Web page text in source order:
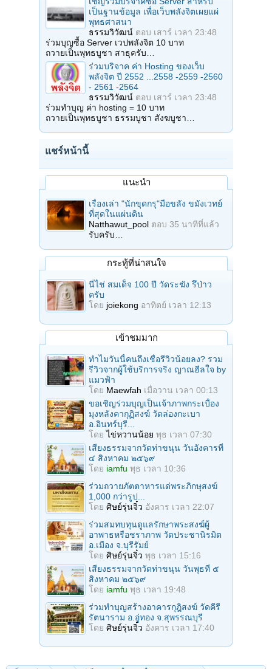
เป็นฐานข้อมูล เพื่อเว็บพลังจิตเผยแผ่
พุทธศาสนา
ธรรมวิวัฒน์ ตอบ เสาร์ เวลา 23:48
ร่วมบุญซื้อ Server เวปพลังจิต 10 บาท
ถวายเป็นพุทธบูชา สาธุครับ…
ร่วมบริจาค ค่า Hosting ของเว็บ
พลังจิต ปี 2552 ...2558 -2559 -2560
- 2561 -2564
ธรรมวิวัฒน์ ตอบ เสาร์ เวลา 23:48
ร่วมทำบุญ ค่า hosting = 10 บาท
ถวายเป็นพุทธบูชา ธรรมบูชา สังฆบูชา…
แชร์หน้านี้
แนะนำ
เรื่องเล่า "นักขุดกรุ"มือขลัง ขมังเวทย์
ที่สุดในแผ่นดิน
Natthawut_pool ตอบ 35 นาทีที่แล้ว
รับครับ…
กระทู้ที่น่าสนใจ
นี่ไช่ สมเด็จ 100 ปี วัดระฆัง รึป่าว
ครับ
โดย joiekong อาทิตย์ เวลา 12:13
เข้าชมมาก
ทำไมวันนี้คนถึงเชื่อรีวิวน้อยลง? รวม
รีวิวจากผู้ใช้บริการจริง ญาณฮีลใจ by
แมวฟ้า
โดย Maewfah เมื่อวาน เวลา 00:13
ขอเชิญร่วมบุญเป็นเจ้าภาพกระเบื้อง
มุงหลังคากุฏิสงฆ์ วัดล่องกะเบา
อ.อินทร์บุรี...
โดยไข่หวานน้อย พุธ เวลา 07:30
เสียงธรรมจากวัดท่าขนุน วันอังคารที่
๔ สิงหาคม ๒๕๖๙
โดย iamfu พุธ เวลา 10:36
ร่วมถวายภัตตาหารแด่พระภิกษุสงฆ์
1,000 กว่ารูป...
โดย ศิษย์รุ่นจิ๋ว อังคาร เวลา 22:07
ร่วมสมทบทุนดูแลรักษาพระสงฆ์ผู้
อาพาธหรือชราภาพ วัดประชานิรมิต
อ.เมือง จ.บุรีรัมย์
โดย ศิษย์รุ่นจิ๋ว พุธ เวลา 15:16
เสียงธรรมจากวัดท่าขนุน วันพุธที่ ๕
สิงหาคม ๒๕๖๙
โดย iamfu พุธ เวลา 19:48
ร่วมทำบุญสร้างอาคารกุฎิสงฆ์ วัดคีรี
รัตนาราม อ.อู่ทอง จ.สุพรรณบุรี
โดย ศิษย์รุ่นจิ๋ว อังคาร เวลา 17:40